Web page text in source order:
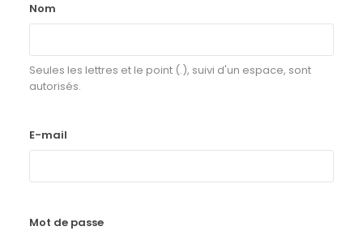
Nom
Seules les lettres et le point (.), suivi d'un espace, sont
autorisés.
E-mail
Mot de passe